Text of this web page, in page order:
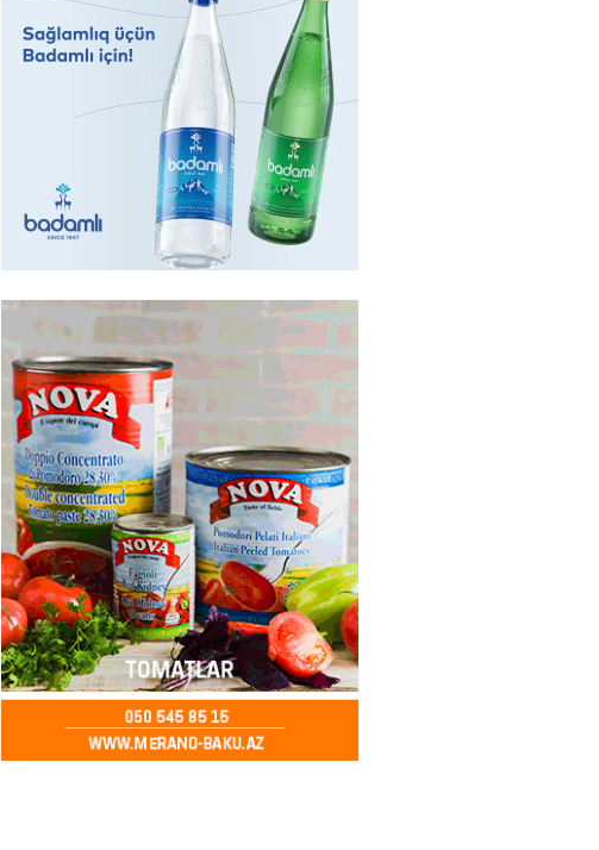
MANŞET
Sarkisyanın əmlakı müsadirə EDİLDİ
82
İtaliyada zibil qutusuna atılan 1 milyon
avroluq lotereya bileti iki günlük
axtarışdan sonra tapılıb
06.08.2026- 13:45 72
Tərtərdə FACİƏ – Ər-arvad yanaraq
ÖLDÜ
06.08.2026- 13:30 84
BANNER
Tramp: İranla müharibəyə yox, sülhə
üstünlük verərdim
06.08.2026- 13:15 83
GÜNDƏM
Azərbaycan üzərindən Ermənistana
Rusiya buğdası gedib
- 13:00